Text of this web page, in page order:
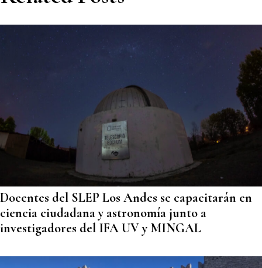
Docentes del SLEP Los Andes se capacitarán en
ciencia ciudadana y astronomía junto a
investigadores del IFA UV y MINGAL